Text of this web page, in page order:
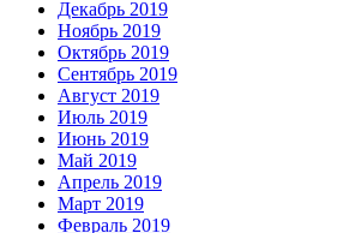
Декабрь 2019
Ноябрь 2019
Октябрь 2019
Сентябрь 2019
Август 2019
Июль 2019
Июнь 2019
Май 2019
Апрель 2019
Март 2019
Февраль 2019